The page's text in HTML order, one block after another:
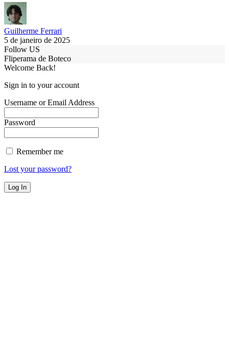
Guilherme Ferrari
5 de janeiro de 2025
Follow US
Fliperama de Boteco
Welcome Back!
Sign in to your account
Username or Email Address
Password
Remember me
Lost your password?